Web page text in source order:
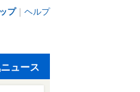
プ｜ ヘルプ
ュース